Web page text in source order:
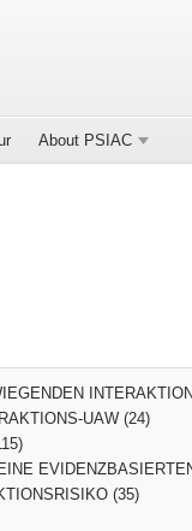
About PSIAC
UAW (24)
(35)